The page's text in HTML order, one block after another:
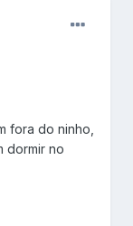
fora do ninho,
dormir no